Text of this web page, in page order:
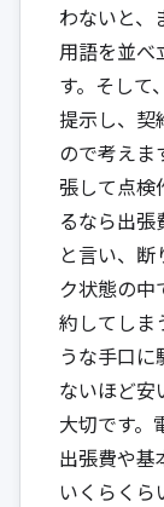
わないと、
用語を並べ
す。そして
提示し、契
ので考えま
張して点検
るなら出
と言い、
ク状態の
約してしま
うな手口
ないほど安
大切です。
出張費や基
いくらくら